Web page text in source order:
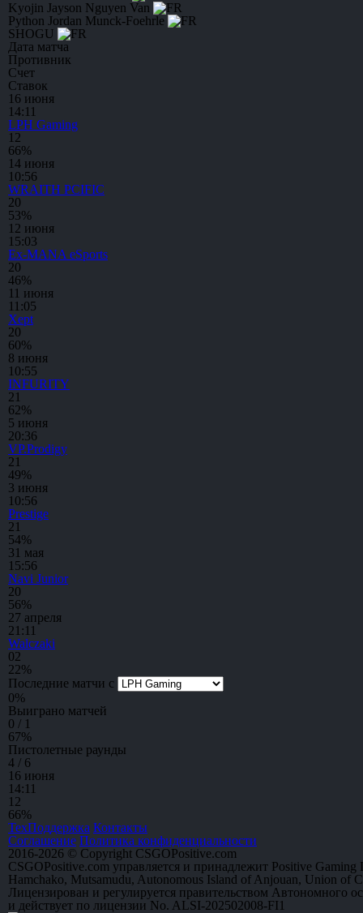
Kyojin Jayson Nguyen Van
Python Jordan Munck-Foehrle
SHOGU
Дата матча
Противник
Счет
Ставок
16 июня
14:11
LPH Gaming
1 2
66%
14 июня
10:56
WRAITH PCIFIC
20
53%
12 июня
15:03
Ex-MANA eSports
20
46%
11 июня
11:05
Xept
20
60%
8 июня
10:55
INFURITY
21
62%
5 июня
20:36
VP.Prodigy
21
49%
3 июня
10:56
Prestige
21
54%
31 мая
15:56
Navi Junior
20
56%
27 апреля
21:11
Walczaki
02
22%
Последние матчи с
0%
Выиграно матчей
0 / 1
67%
Пистолетные раунды
4 / 6
16 июня
14:11
1 2
66%
ТехПоддержка Контакты
Соглашение Политика конфиденциальности
2016-2026 © Copyright CSGOPositive.com
CSGOPositive.com управляется и принадлежит Positive Gaming
Hamchako, Mutsamudu, Autonomous Island of Anjouan, Union of
Лицензирован и регулируется правительством Автономного
и действует по лицензии No. ALSI-202502008-FI1